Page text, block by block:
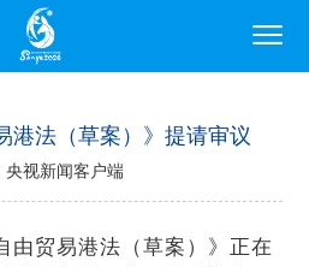
港法（草案）》提请审议
视新闻客户端
贸易港法（草案）》正在